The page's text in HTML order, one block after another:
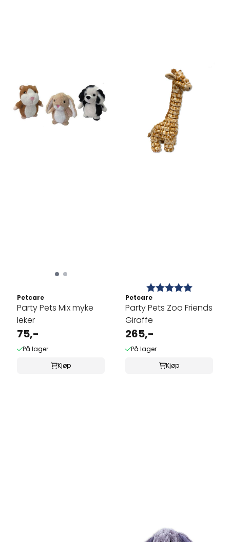
Petcare
Party Pets Mix myke
leker
75,-
På lager
Kjøp
Karakter: 5.0 av 5
Petcare
Party Pets Zoo Friends
Giraffe
265,-
På lager
Kjøp